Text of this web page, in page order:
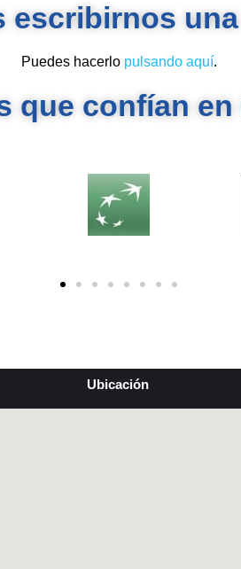
escribirnos
Puedes hacerlo pulsando aquí.
que confían
Ubicación